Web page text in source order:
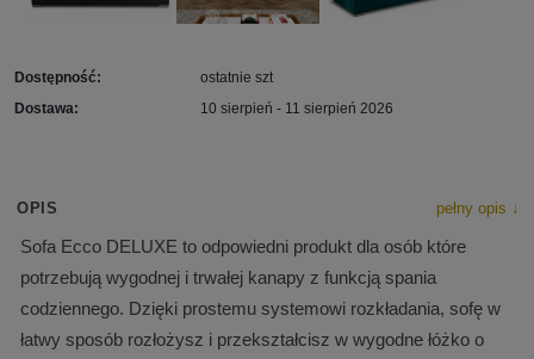
Dostępność:
ostatnie szt
Dostawa:
10 sierpień - 11 sierpień 2026
OPIS pełny opis ↓
Sofa Ecco DELUXE to odpowiedni produkt dla osób które
potrzebują wygodnej i trwałej kanapy z funkcją spania
codziennego. Dzięki prostemu systemowi rozkładania, sofę w
łatwy sposób rozłożysz i przekształcisz w wygodne łóżko o